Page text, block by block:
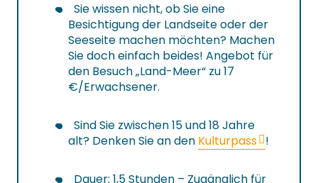
Sie wissen nicht, ob Sie eine
Besichtigung der Landseite oder der
Seeseite machen möchten? Machen
Sie doch einfach beides! Angebot für
den Besuch „Land-Meer“ zu 17
€/Erwachsener.
Sind Sie zwischen 15 und 18 Jahre
alt? Denken Sie an den Kulturpass !
Dauer: 1,5 Stunden – Zugänglich für